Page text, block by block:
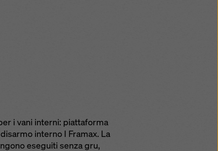
i vani interni: piattaforma
interno I Framax. La
eseguiti senza gru,